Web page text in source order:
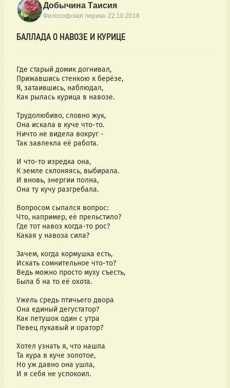
Добычина Таисия
Философская лирика·22.10.2018
БАЛЛАДА О НАВОЗЕ И КУРИЦЕ
Где старый домик догнивал,
Прижавшись стенкою к берёзе,
Я, затаившись, наблюдал,
Как рылась курица в навозе.
Трудолюбиво, словно жук,
Она искала в куче что-то.
Ничто не видела вокруг -
Так завлекла её работа.
И что-то изредка она,
К земле склоняясь, выбирала.
И вновь, энергии полна,
Она ту кучу разгребала.
Вопросом сыпался вопрос:
Что, например, её прельстило?
Где тот навоз когда-то рос?
Какая у навоза сила?
Зачем, когда кормушка есть,
Искать сомнительное что-то?
Ведь можно просто муху съесть,
Была б на то её охота.
Ужель средь птичьего двора
Она единый дегустатор?
Как петушок один с утра
Певец лукавый и оратор?
Хотел узнать я, что нашла
Та кура в куче золотое,
Но уж давно она ушла,
И я себя не успокоил.